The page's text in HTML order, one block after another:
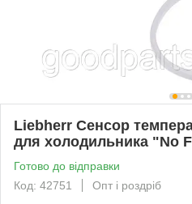
Liebherr Сенсор
для холодильника "No
Готово до відправки
Код: 42751
Опт і роздріб